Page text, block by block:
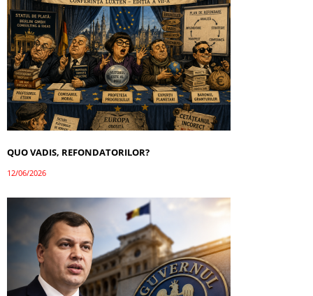
QUO VADIS, REFONDATORILOR?
12/06/2026